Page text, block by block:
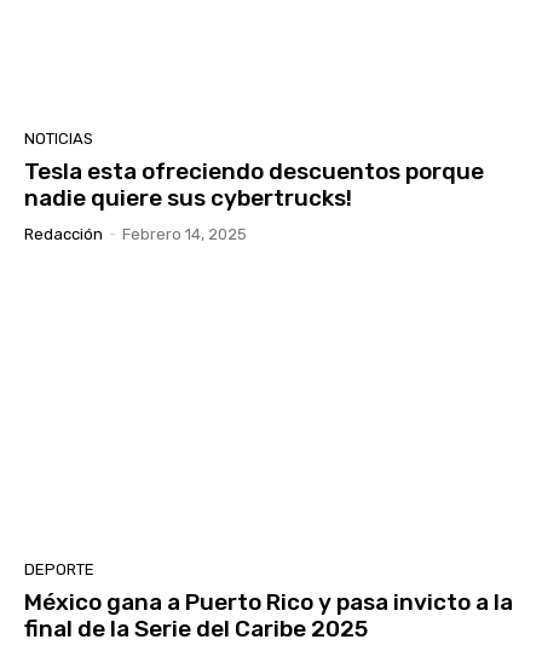
NOTICIAS
Tesla esta ofreciendo descuentos porque
nadie quiere sus cybertrucks!
Redacción - Febrero 14, 2025
DEPORTE
México gana a Puerto Rico y pasa invicto a la
final de la Serie del Caribe 2025